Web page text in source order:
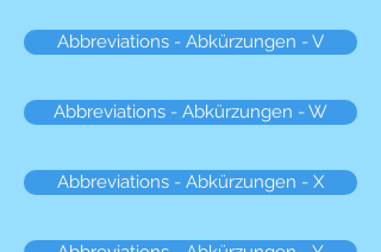
Abbreviations - Abkürzungen - V
Abbreviations - Abkürzungen - W
Abbreviations - Abkürzungen - X